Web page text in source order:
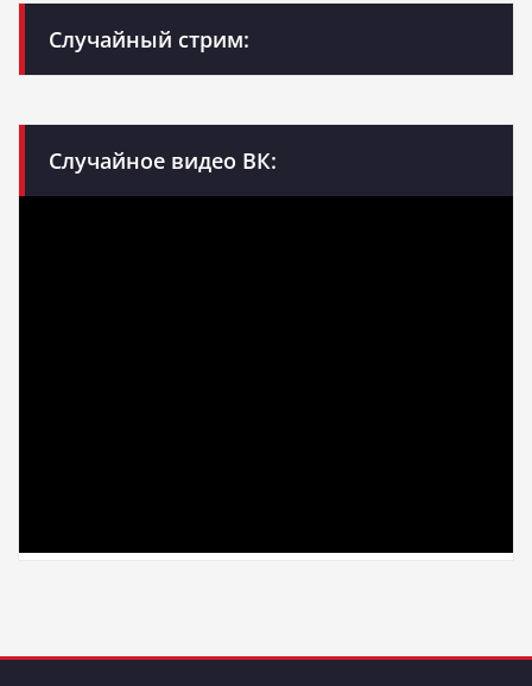
Случайный стрим:
Случайное видео ВК: